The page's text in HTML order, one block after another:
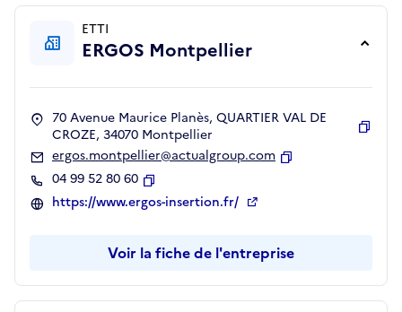
ETTI
ERGOS Montpellier
70 Avenue Maurice Planès, QUARTIER VAL DE
CROZE, 34070 Montpellier
ergos.montpellier@actualgroup.com
04 99 52 80 60
Copier
https://www.ergos-insertion.fr/
Voir la fiche de l'entreprise